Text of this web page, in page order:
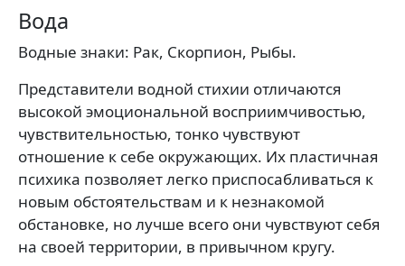
Вода
Водные знаки: Рак, Скорпион, Рыбы.
Представители водной стихии отличаются
высокой эмоциональной восприимчивостью,
чувствительностью, тонко чувствуют
отношение к себе окружающих. Их пластичная
психика позволяет легко приспосабливаться к
новым обстоятельствам и к незнакомой
обстановке, но лучше всего они чувствуют себя
на своей территории, в привычном кругу.